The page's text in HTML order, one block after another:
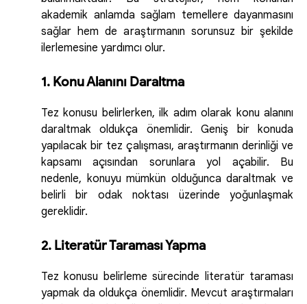
akademik anlamda sağlam temellere dayanmasını
sağlar hem de araştırmanın sorunsuz bir şekilde
ilerlemesine yardımcı olur.
1. Konu Alanını Daraltma
Tez konusu belirlerken, ilk adım olarak konu alanını
daraltmak oldukça önemlidir. Geniş bir konuda
yapılacak bir tez çalışması, araştırmanın derinliği ve
kapsamı açısından sorunlara yol açabilir. Bu
nedenle, konuyu mümkün olduğunca daraltmak ve
belirli bir odak noktası üzerinde yoğunlaşmak
gereklidir.
2. Literatür Taraması Yapma
Tez konusu belirleme sürecinde literatür taraması
yapmak da oldukça önemlidir. Mevcut araştırmaları